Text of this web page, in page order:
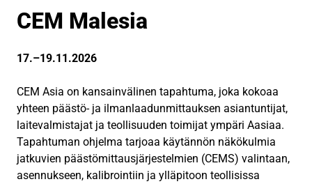
CEM Malesia
17.–19.11.2026
CEM Asia on kansainvälinen tapahtuma, joka kokoaa
yhteen päästö- ja ilmanlaadunmittauksen asiantuntijat,
laitevalmistajat ja teollisuuden toimijat ympäri Aasiaa.
Tapahtuman ohjelma tarjoaa käytännön näkökulmia
jatkuvien päästömittausjärjestelmien (CEMS) valintaan,
asennukseen, kalibrointiin ja ylläpitoon teollisissa